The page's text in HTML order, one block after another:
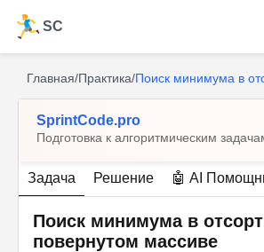
SC
Главная/Практика/
SprintCode.pro
Подготовка к алгоритмическим
Задача Решение 🤖 AI
Поиск минимума в
повернутом массиве